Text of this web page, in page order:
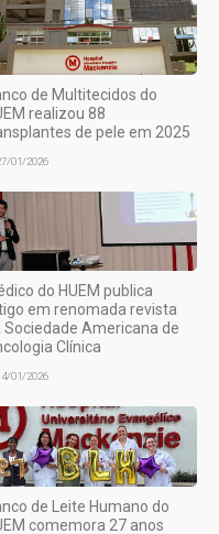
de Multitecidos do
realizou 88
de pele em 2025
01/2026
do HUEM publica
em renomada revista
Sociedade Americana de
Clínica
01/2026
de Leite Humano do
comemora 27 anos